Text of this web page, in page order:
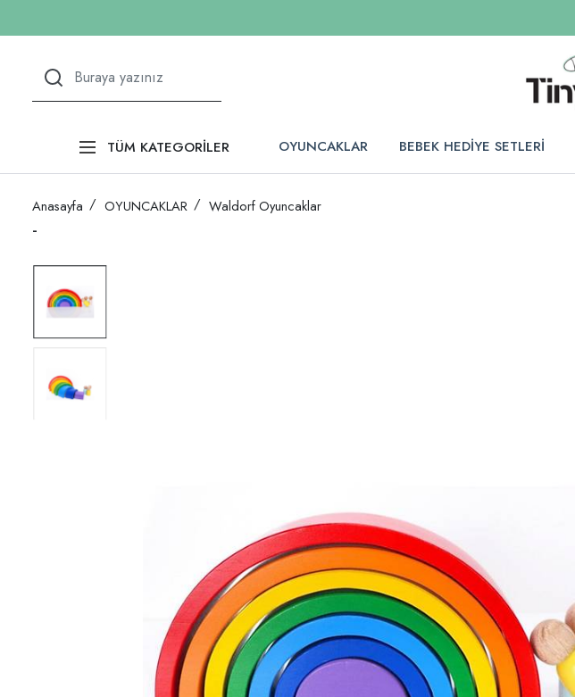
TÜM KATEGORİLER OYUNCAKLAR BEBEK HEDİYE SETLERİ
Anasayfa OYUNCAKLAR Waldorf Oyuncaklar
-